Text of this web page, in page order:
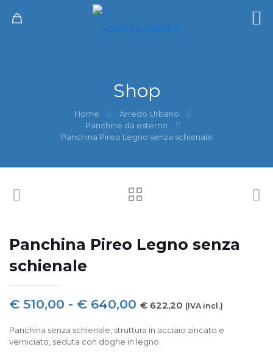
Shop
Home
Arredo Urbano
Panchine da esterno
Panchina Pireo Legno senza schienale
Panchina Pireo Legno senza
schienale
€ 510,00 - € 640,00 Fascia
prezzo:
€ 622,20 (IVA incl.)
Panchina senza schienale, struttura in acciaio zincato e
verniciato, seduta con doghe in legno.